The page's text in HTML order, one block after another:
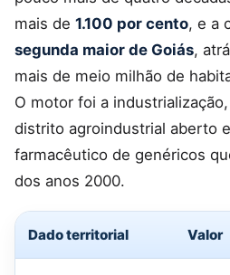
mais de 1.100 por cento, e a
segunda maior de Goiás,
mais de meio milhão de
O motor foi a
distrito agroindustrial aberto
farmacêutico de genéricos
dos anos 2000.
Dado territorial Valor